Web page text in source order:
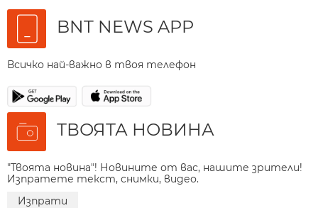
BNT NEWS APP
Всичко най-важно в твоя телефон
ТВОЯТА НОВИНА
"Твоята новина"! Новините от вас, нашите зрители!
Изпратете текст, снимки, видео.
Изпрати